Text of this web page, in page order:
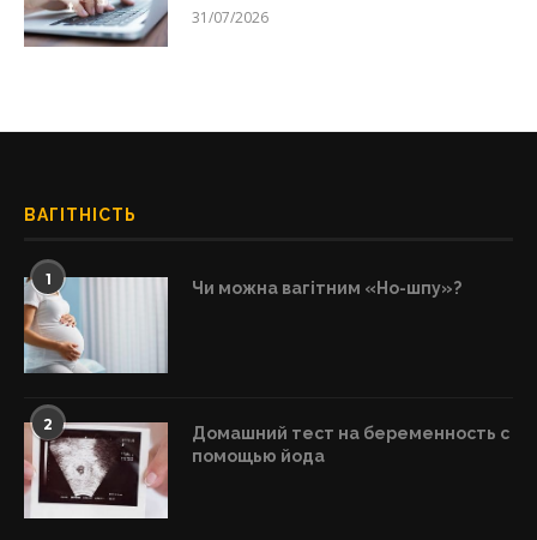
31/07/2026
ВАГІТНІСТЬ
1 Чи можна вагітним «Но-шпу»?
2
Домашний тест на беременность с
помощью йода